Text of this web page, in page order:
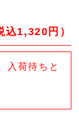
1,320円）
入荷待ちと